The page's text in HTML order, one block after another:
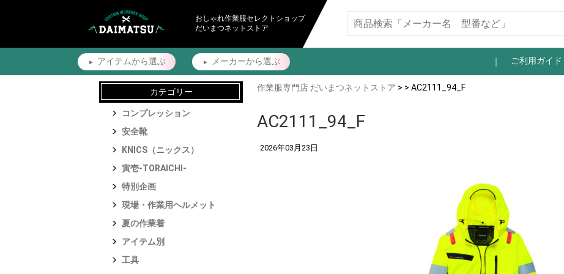
おしゃれ作業服セレクトショップ
だいまつネットストア
アイテムから選ぶ メーカーから選ぶ ご利用ガイド
作業服専門店 だいまつネットストア > > AC2111_94_F
AC2111_94_F
2026年03月23日
カテゴリー
コンプレッション
安全靴
KNICS（ニックス）
寅壱-TORAICHI-
特別企画
現場・作業用ヘルメット
夏の作業着
アイテム別
工具